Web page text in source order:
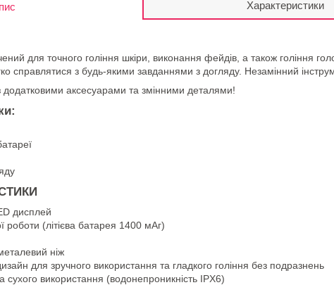
Характеристики
для точного гоління шкіри, виконання фейдів, а також гоління
справлятися з будь-якими завданнями з догляду. Незамінний
додатковими аксесуарами та змінними деталями!
дисплей
роботи (літієва батарея 1400 мАг)
ніж
для зручного використання та гладкого гоління без подразнень
сухого використання (водонепроникність IPX6)